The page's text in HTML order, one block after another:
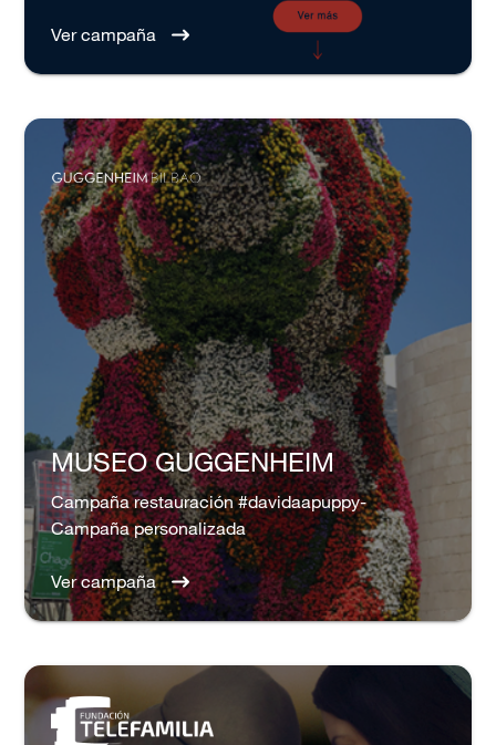
Ver campaña
MUSEO GUGGENHEIM
Campaña restauración #davidaapuppy-
Campaña personalizada
Ver campaña